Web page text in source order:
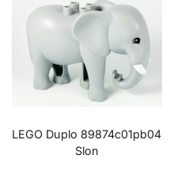
LEGO Duplo 89874c01pb04
Slon